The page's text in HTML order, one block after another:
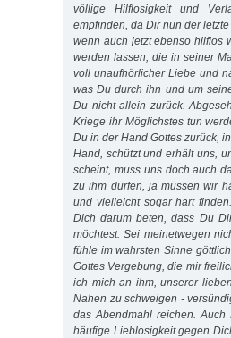
völlige Hilflosigkeit und
empfinden, da Dir nun der
wenn auch jetzt ebenso hilflos
werden lassen, die in seiner
voll unaufhörlicher Liebe und
was Du durch ihn und um
Du nicht allein zurück.
Kriege ihr Möglichstes tun
Du in der Hand Gottes zurück,
Hand, schützt und erhält uns,
scheint, muss uns doch auch
zu ihm dürfen, ja müssen wir
und vielleicht sogar hart
Dich darum beten, dass Du
möchtest. Sei meinetwegen
fühle im wahrsten Sinne
Gottes Vergebung, die mir
ich mich an ihm, unserer
Nahen zu schweigen -
das Abendmahl reichen.
häufige Lieblosigkeit gegen